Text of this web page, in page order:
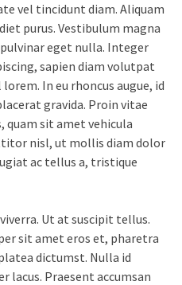
vel tincidunt diam. Aliquam
purus. Vestibulum magna
eget nulla. Integer
sapien diam volutpat
In eu rhoncus augue, id
gravida. Proin vitae
quam sit amet vehicula
nisl, ut mollis diam dolor
ac tellus a, tristique
Ut at suscipit tellus.
sit amet eros et, pharetra
dictumst. Nulla id
lacus. Praesent accumsan